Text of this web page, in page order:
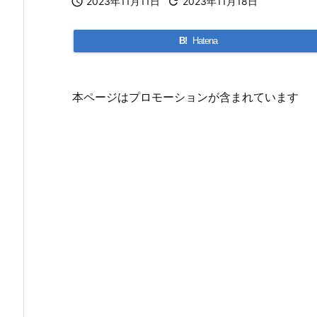
B! Hatena
本ページはプロモーションが含まれています